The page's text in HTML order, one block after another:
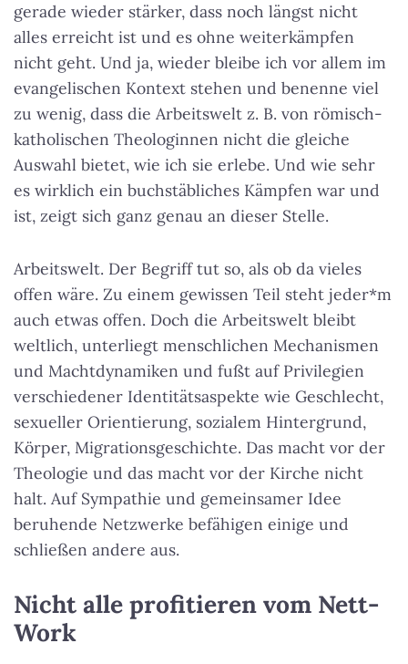
gerade wieder stärker, dass noch längst nicht
alles erreicht ist und es ohne weiterkämpfen
nicht geht. Und ja, wieder bleibe ich vor allem im
evangelischen Kontext stehen und benenne viel
zu wenig, dass die Arbeitswelt z. B. von römisch-
katholischen Theologinnen nicht die gleiche
Auswahl bietet, wie ich sie erlebe. Und wie sehr
es wirklich ein buchstäbliches Kämpfen war und
ist, zeigt sich ganz genau an dieser Stelle.
Arbeitswelt. Der Begriff tut so, als ob da vieles
offen wäre. Zu einem gewissen Teil steht jeder*m
auch etwas offen. Doch die Arbeitswelt bleibt
weltlich, unterliegt menschlichen Mechanismen
und Machtdynamiken und fußt auf Privilegien
verschiedener Identitätsaspekte wie Geschlecht,
sexueller Orientierung, sozialem Hintergrund,
Körper, Migrationsgeschichte. Das macht vor der
Theologie und das macht vor der Kirche nicht
halt. Auf Sympathie und gemeinsamer Idee
beruhende Netzwerke befähigen einige und
schließen andere aus.
Nicht alle profitieren vom Nett-
Work